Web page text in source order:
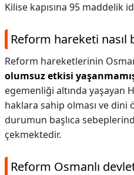
Kilise kapısına 95 maddelik
Reform hareketi nasıl
Reform hareketlerinin
olumsuz etkisi
egemenliği altında yaşayan
haklara sahip olması ve
durumun başlıca
çekmektedir.
Reform Osmanlı